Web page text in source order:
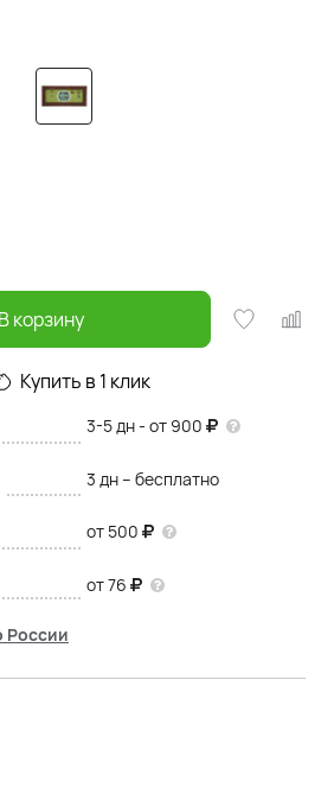
В корзину
Купить в 1 клик
3-5 дн - от 900
3 дн – бесплатно
от 500
от 76
России